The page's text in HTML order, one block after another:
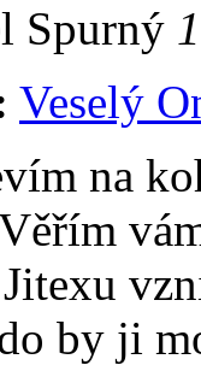
Spurný
Veselý
na
by ji